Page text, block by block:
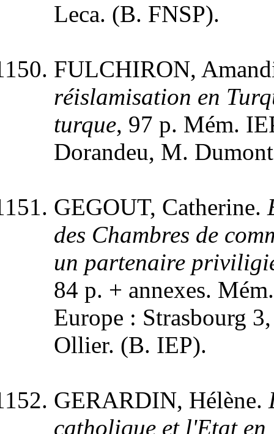
Leca. (B. FNSP).
FULCHIRON,
réislamisation en
turque, 97 p. Mém.
Dorandeu, M.
GEGOUT, Catherine.
des Chambres de
un partenaire
84 p. + annexes.
Europe : Strasbourg
Ollier. (B. IEP).
GERARDIN, Hélène.
catholique et l'Etat en